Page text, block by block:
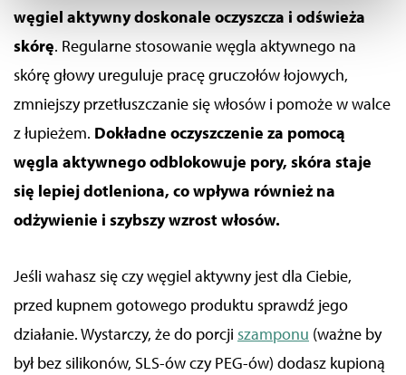
Wykorzystujemy pliki cookie do wybranych treści i
reklam, aby oferować Ci funkcje społecznościowe i
analizować ruch w naszych witrynach. Informacje o tym,
społecznościowego, dostępnego w aplikacji. Partnerzy
mogą udostępniać te informacje z innych urządzeń
elektrycznych od Ciebie lub uzyskiwanych podczas
węgiel aktywny doskonale oczyszcza i odświeża
skórę. Regularne stosowanie węgla aktywnego na
skórę głowy ureguluje pracę gruczołów łojowych,
zmniejszy przetłuszczanie się włosów i pomoże w walce
z łupieżem. Dokładne oczyszczenie za pomocą
węgla aktywnego odblokowuje pory, skóra staje
się lepiej dotleniona, co wpływa również na
odżywienie i szybszy wzrost włosów.
Jeśli wahasz się czy węgiel aktywny jest dla Ciebie,
przed kupnem gotowego produktu sprawdź jego
działanie. Wystarczy, że do porcji szamponu (ważne by
był bez silikonów, SLS-ów czy PEG-ów) dodasz kupioną